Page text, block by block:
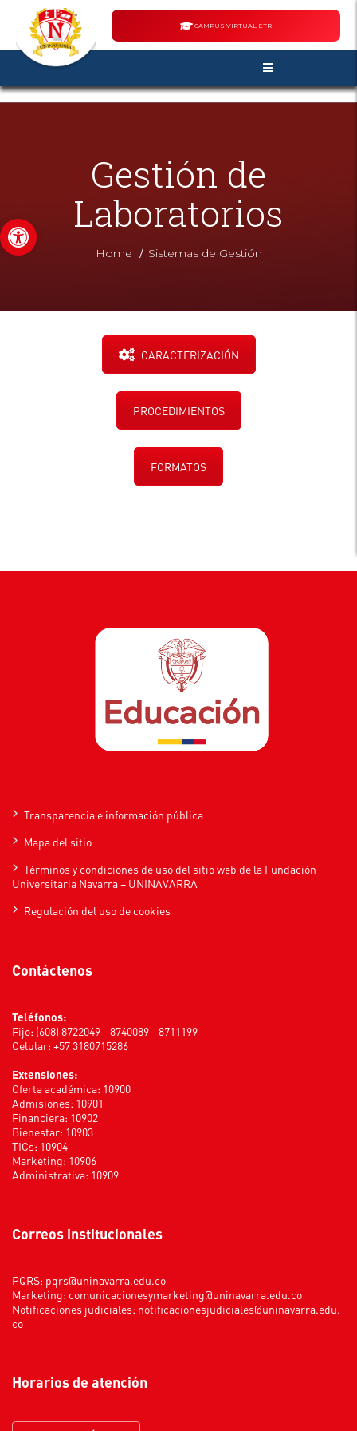
Abrir barra de herramientas
CAMPUS VIRTUAL ETR
Gestión de
Laboratorios
Home / Sistemas de Gestión
CARACTERIZACIÓN
PROCEDIMIENTOS
FORMATOS
Transparencia e información pública
Mapa del sitio
Términos y condiciones de uso del sitio web de la Fundación
Universitaria Navarra – UNINAVARRA
Regulación del uso de cookies
Contáctenos
Teléfonos:
Fijo: (608) 8722049 - 8740089 - 8711199
Celular: +57 3180715286
Extensiones:
Oferta académica: 10900
Admisiones: 10901
Financiera: 10902
Bienestar: 10903
TICs: 10904
Marketing: 10906
Administrativa: 10909
Correos institucionales
PQRS: pqrs@uninavarra.edu.co
Marketing: comunicacionesymarketing@uninavarra.edu.co
Notificaciones judiciales: notificacionesjudiciales@uninavarra.edu.
co
Horarios de atención